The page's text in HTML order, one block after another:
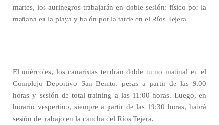
martes, los aurinegros trabajarán en doble sesión: físico por la
mañana en la playa y balón por la tarde en el Ríos Tejera.
El miércoles, los canaristas tendrán doble turno matinal en el
Complejo Deportivo San Benito: pesas a partir de las 9:00
horas y sesión de total training a las 11:00 horas. Luego, en
horario vespertino, siempre a partir de las 19:30 horas, habrá
sesión de trabajo en la cancha del Ríos Tejera.